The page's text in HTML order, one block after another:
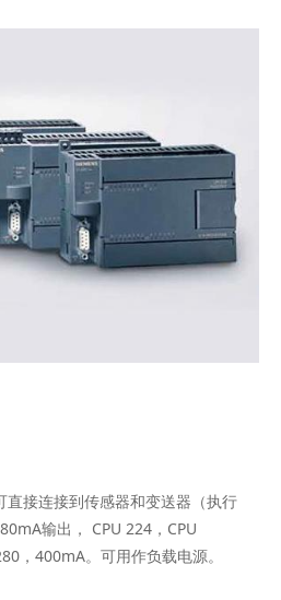
接连接到传感器和变送器（执行
输出， CPU 224，CPU
，400mA。可用作负载电源。